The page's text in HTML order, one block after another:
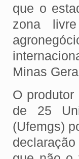
que o
zona
Minas
O
de 25
(Ufemgs)